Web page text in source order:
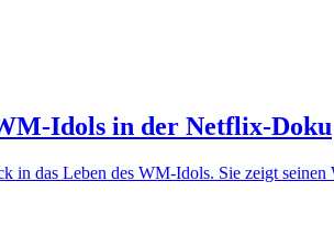
Idols in der Netflix-Doku
das Leben des WM-Idols. Sie zeigt